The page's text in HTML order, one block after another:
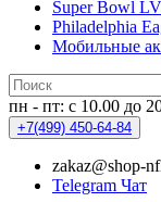
Super Bowl
Philadelphia
Мобильные
пн - пт: с 10.00 до
+7(499) 450-64-84
zakaz@shop-
Telegram Чат